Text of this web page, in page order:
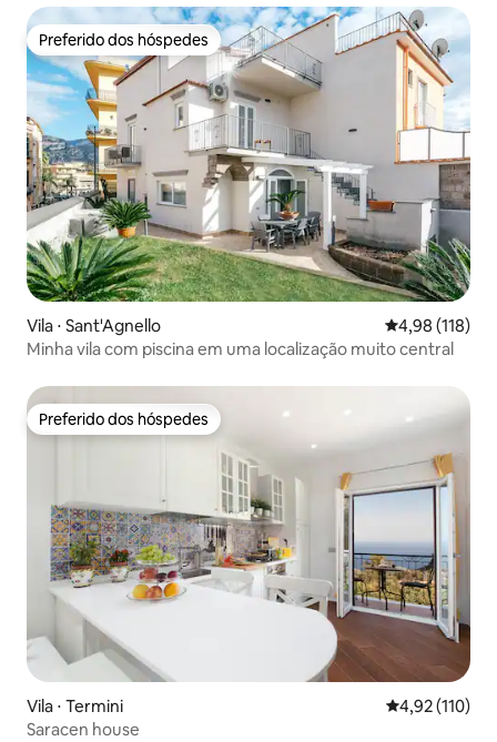
Preferido dos hóspedes
Preferido dos hóspedes
Vila ⋅ Sant'Agnello 4,98 de uma
4,98 (118)
Minha vila com piscina em uma localização muito central
Preferido dos hóspedes
Preferido dos hóspedes
Vila ⋅ Termini 4,92 de uma
4,92 (110)
Saracen house